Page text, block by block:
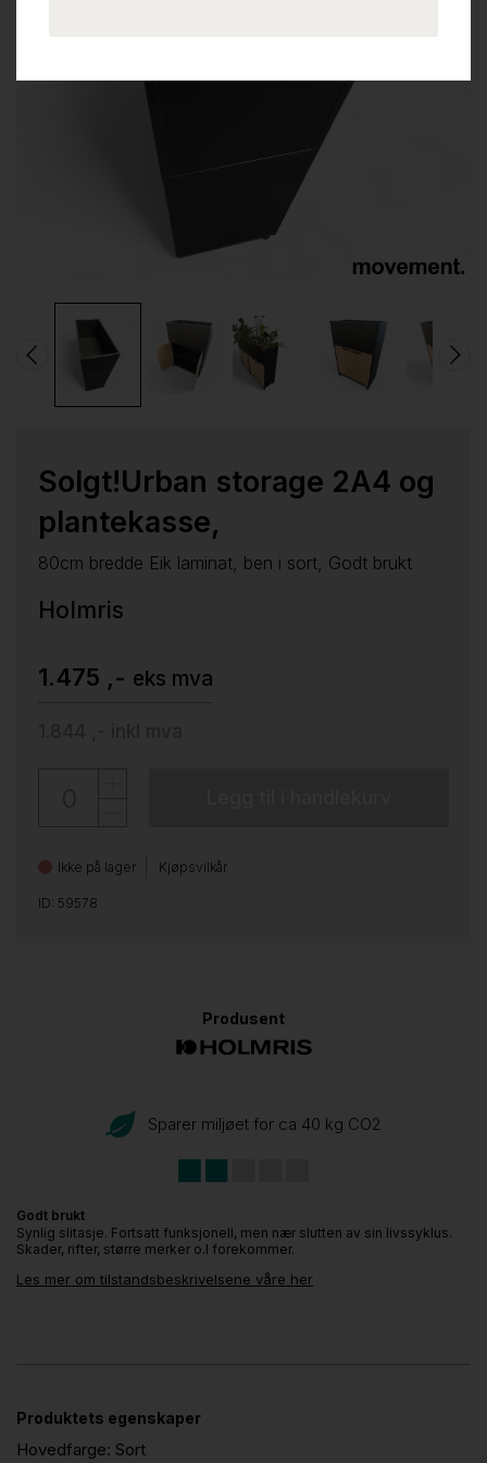
Solgt!Urban storage 2A4 og
plantekasse,
80cm bredde Eik laminat, ben i sort, Godt brukt
Holmris
1.475 ,- eks mva
Ikke på lager Kjøpsvilkår
ID: 59578
Produsent
Sparer miljøet for ca 40 kg CO2
Godt brukt
Synlig slitasje. Fortsatt funksjonell, men nær slutten av sin livssyklus.
Skader, rifter, større merker o.l forekommer.
Les mer om tilstandsbeskrivelsene våre her
Produktets egenskaper
Hovedfarge: Sort